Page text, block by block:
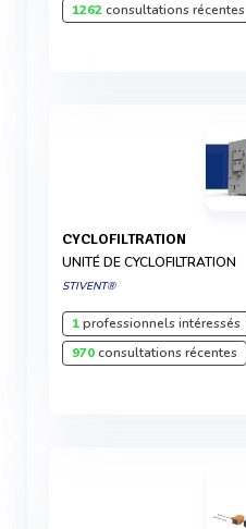
1262consultations récentes
CYCLOFILTRATION
UNITÉ DE CYCLOFILTRATION
STIVENT®
1professionnels intéressés
970consultations récentes